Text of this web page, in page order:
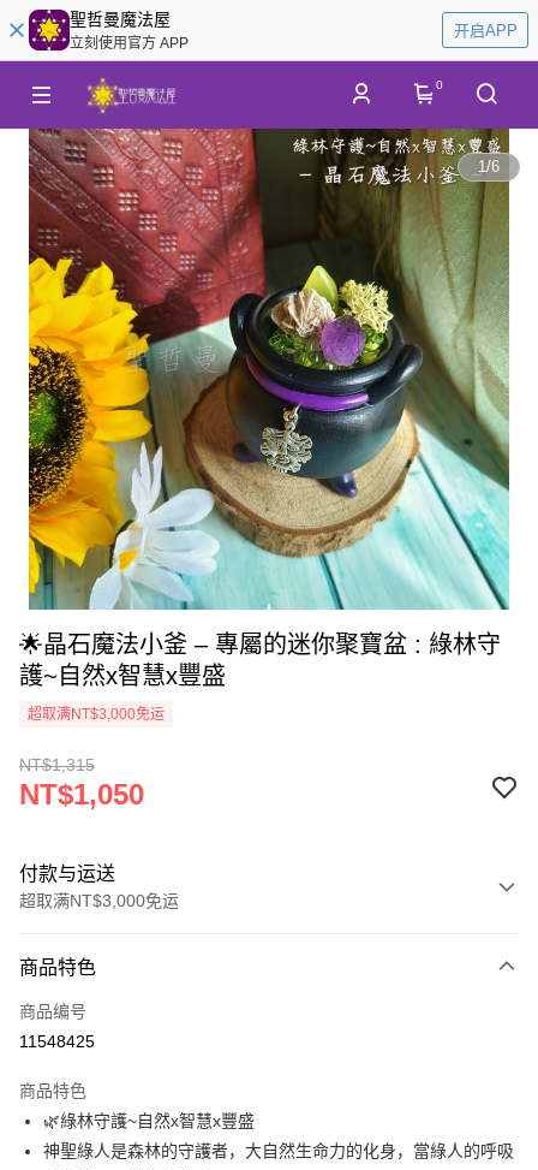
聖哲曼魔法屋
立刻使用官方 APP
开启APP
0
1/6
🌟晶石魔法小釜 – 專屬的迷你聚寶盆 : 綠林守
護~自然x智慧x豐盛
超取满NT$3,000免运
NT$1,315
NT$1,050
付款与运送
超取满NT$3,000免运
信用卡一次付款
超商取货付款
Apple Pay
街口支付
商品特色
商品编号
11548425
商品特色
🌿綠林守護~自然x智慧x豐盛
神聖綠人是森林的守護者，大自然生命力的化身，當綠人的呼吸